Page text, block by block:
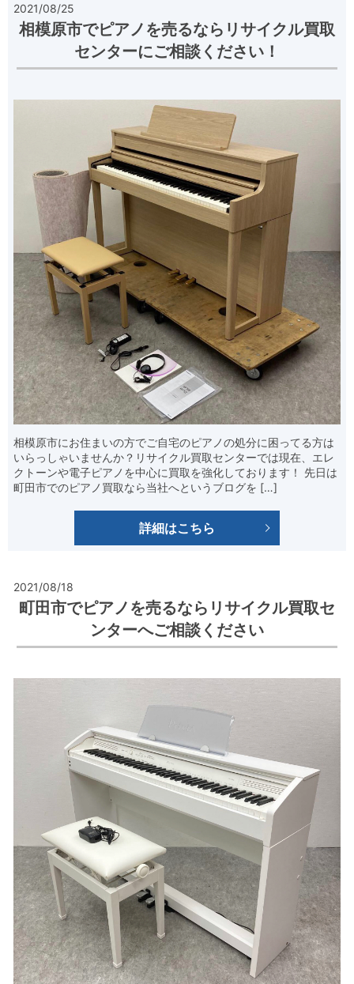
2021/08/25
相模原市でピアノを売るならリサイクル買取
センターにご相談ください！
相模原市にお住まいの方でご自宅のピアノの処分に困ってる方は
いらっしゃいませんか？リサイクル買取センターでは現在、エレ
クトーンや電子ピアノを中心に買取を強化しております！ 先日は
町田市でのピアノ買取なら当社へというブログを […]
詳細はこちら
2021/08/18
町田市でピアノを売るならリサイクル買取セ
ンターへご相談ください